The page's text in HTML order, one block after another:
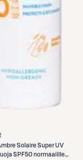
Solaire Super UV
SPF50 normaalille